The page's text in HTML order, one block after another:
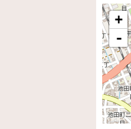
+
-